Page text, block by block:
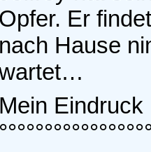
Opfer. Er
nach Hause
Mein Eindruck